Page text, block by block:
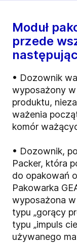
Moduł
przede
• Dozownik
wyposażony
produktu,
ważenia
komór
• Dozownik,
Packer, która
do opakowań
Pakowarka
wyposażona
typu „gorący
typu „impuls
używanego